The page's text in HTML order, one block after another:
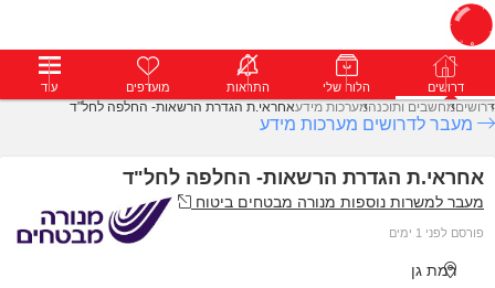
דרושים פרופילים הודעות פרימיום דרושים הלוח שלי התראות מועדפים עוד
דרושיםמחשבים ותוכנהמערכות מידעאחראי.ת הגדרת הרשאות- החלפה לחל"ד
מעבר לדרושים מערכות מידע
אחראי.ת הגדרת הרשאות- החלפה לחל"ד
מעבר למשרות נוספות מנורה מבטחים ביטוח
פורסם לפני 1 ימים
רמת גן